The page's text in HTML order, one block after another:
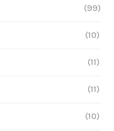
(99)
(10)
(11)
(11)
(10)